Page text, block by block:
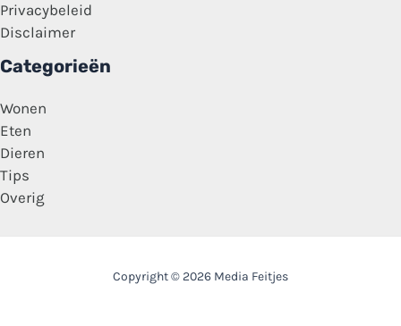
Privacybeleid
Disclaimer
Categorieën
Wonen
Eten
Dieren
Tips
Overig
Copyright © 2026 Media Feitjes